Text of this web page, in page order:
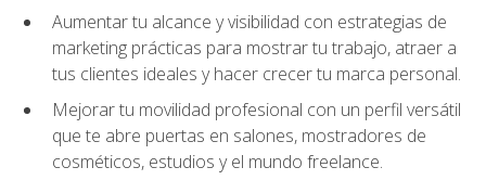
Aumentar tu alcance y visibilidad con estrategias de
marketing prácticas para mostrar tu trabajo, atraer a
tus clientes ideales y hacer crecer tu marca personal.
Mejorar tu movilidad profesional con un perfil versátil
que te abre puertas en salones, mostradores de
cosméticos, estudios y el mundo freelance.